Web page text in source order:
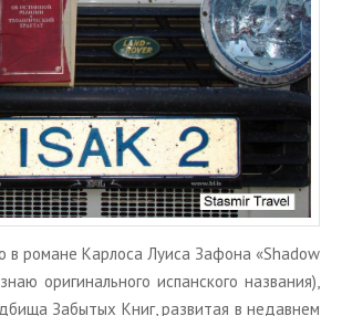
в ро­мане Кар­ло­са Луиса За­фо­на «Shadow
ори­ги­наль­но­го ис­пан­ско­го на­зва­ния),
За­бы­тых Книг, раз­ви­тая в недав­нем